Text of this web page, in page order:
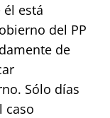
está
del PP
de
Sólo días
caso